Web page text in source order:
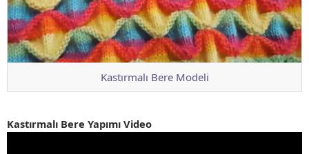
Kastırmalı Bere Modeli
Kastırmalı Bere Yapımı Video